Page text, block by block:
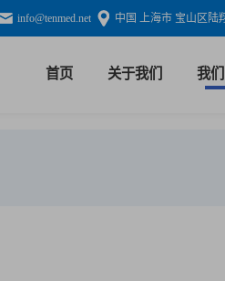
info@tenmed.net 中国 上海市 宝山区陆
首页 关于我们 我